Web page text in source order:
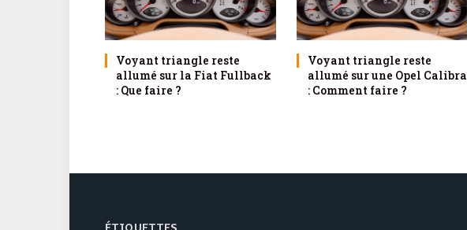
Voyant triangle reste
allumé sur la Fiat Fullback
: Que faire ?
Voyant triangle reste
allumé sur une Opel Calibra
: Comment faire ?